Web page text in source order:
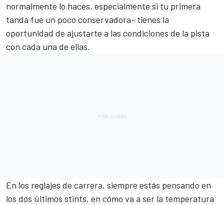
normalmente lo haces, especialmente si tu primera
tanda fue un poco conservadora- tienes la
oportunidad de ajustarte a las condiciones de la pista
con cada una de ellas.
En los reglajes de carrera, siempre estás pensando en
los dos últimos stints, en cómo va a ser la temperatura